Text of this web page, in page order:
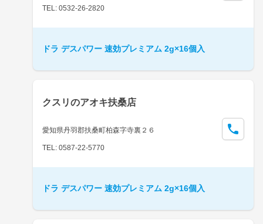
TEL: 0532-26-2820
ドラ デスパワー 速効プレミアム 2g×16個入
クスリのアオキ扶桑店
愛知県丹羽郡扶桑町柏森字寺裏２６
TEL: 0587-22-5770
ドラ デスパワー 速効プレミアム 2g×16個入